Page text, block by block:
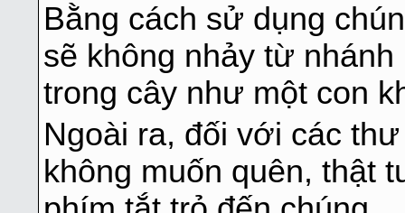
Bằng cách sử dụng
sẽ không nhảy từ
trong cây như một con
Ngoài ra, đối với các
không muốn quên, thật